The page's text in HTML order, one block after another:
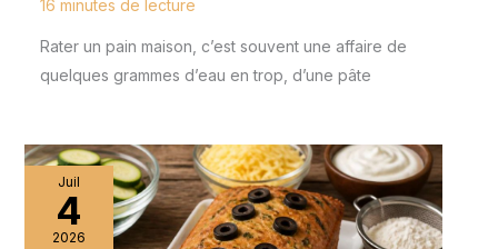
16 minutes de lecture
Rater un pain maison, c’est souvent une affaire de
quelques grammes d’eau en trop, d’une pâte
Juil
4
2026